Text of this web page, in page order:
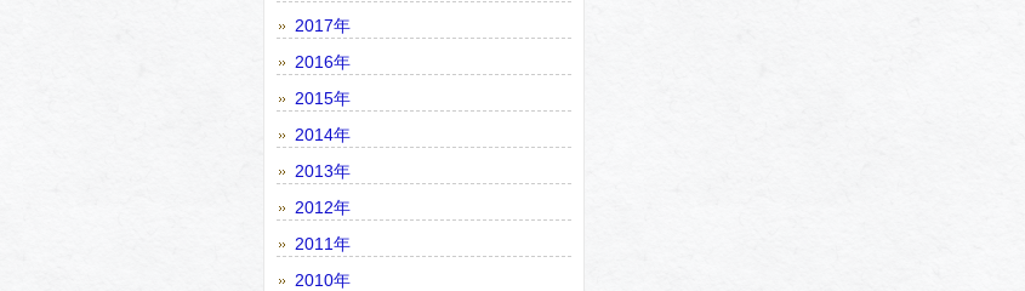
2017年
2016年
2015年
2014年
2013年
2012年
2011年
2010年